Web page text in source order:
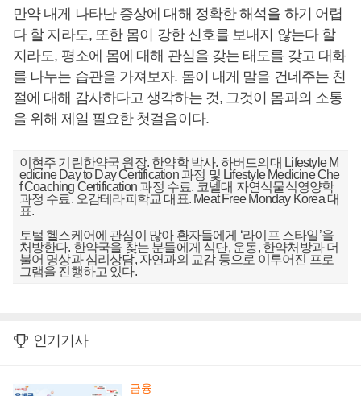
만약 내게 나타난 증상에 대해 정확한 해석을 하기 어렵
다 할 지라도, 또한 몸이 강한 신호를 보내지 않는다 할
지라도, 평소에 몸에 대해 관심을 갖는 태도를 갖고 대화
를 나누는 습관을 가져보자. 몸이 내게 말을 건네주는 친
절에 대해 감사하다고 생각하는 것, 그것이 몸과의 소통
을 위해 제일 필요한 첫걸음이다.
이현주 기린한약국 원장. 한약학 박사. 하버드의대 Lifestyle M
edicine Day to Day Certification 과정 및 Lifestyle Medicine Che
f Coaching Certification 과정 수료. 코넬대 자연식물식영양학
과정 수료. 오감테라피학교 대표. Meat Free Monday Korea 대
표.
토털 헬스케어에 관심이 많아 환자들에게 ‘라이프 스타일’을
처방한다. 한약국을 찾는 분들에게 식단, 운동, 한약처방과 더
불어 명상과 심리상담, 자연과의 교감 등으로 이루어진 프로
그램을 진행하고 있다.
인기기사
금융